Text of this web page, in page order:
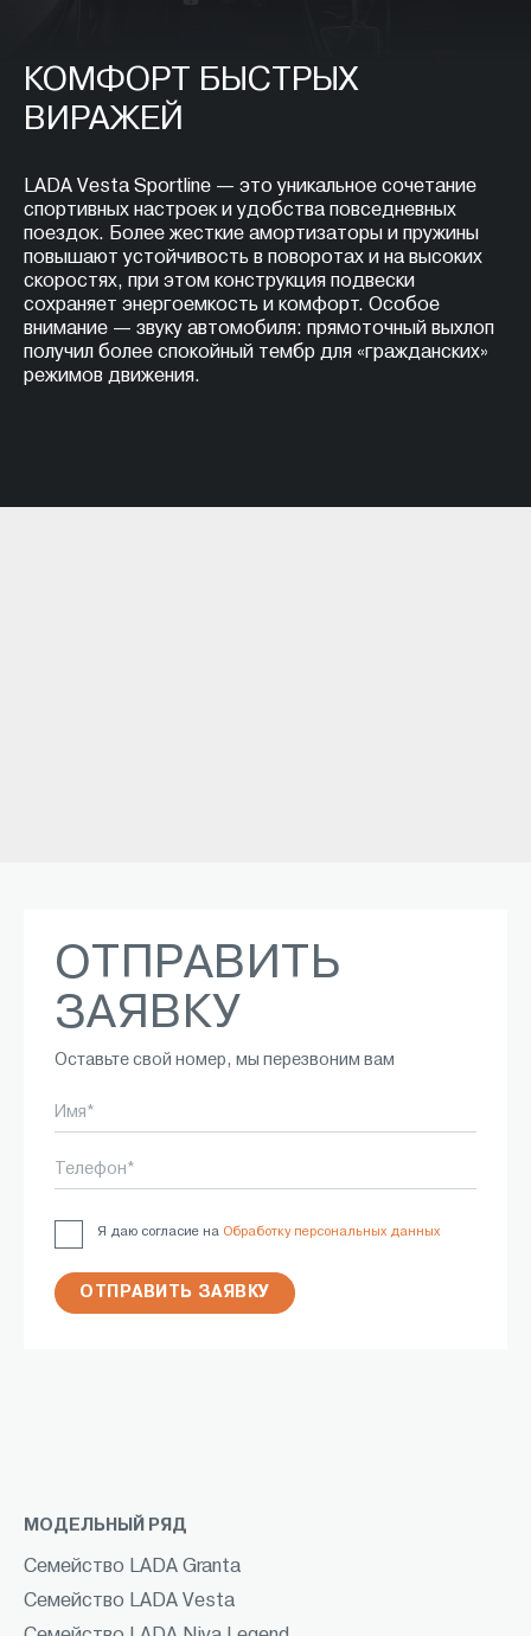
КОМФОРТ БЫСТРЫХ
ВИРАЖЕЙ
LADA Vesta Sportline — это уникальное сочетание
спортивных настроек и удобства повседневных
поездок. Более жесткие амортизаторы и пружины
повышают устойчивость в поворотах и на высоких
скоростях, при этом конструкция подвески
сохраняет энергоемкость и комфорт. Особое
внимание — звуку автомобиля: прямоточный выхлоп
получил более спокойный тембр для «гражданских»
режимов движения.
ОТПРАВИТЬ
ЗАЯВКУ
Оставьте свой номер, мы перезвоним вам
Имя*
Телефон*
Я даю согласие на Обработку персональных данных
ОТПРАВИТЬ ЗАЯВКУ
МОДЕЛЬНЫЙ РЯД
Семейство LADA Granta
Семейство LADA Vesta